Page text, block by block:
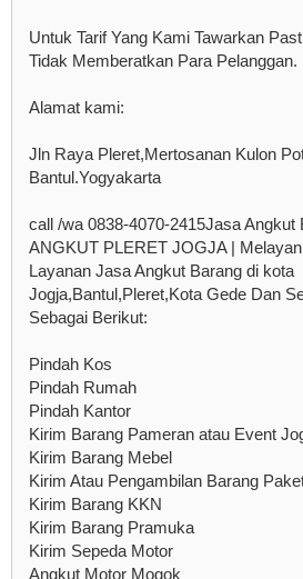
Untuk Tarif Yang Kami Tawarkan
Tidak Memberatkan Para Pelanggan.
Alamat kami:
Jln Raya Pleret,Mertosanan Kulon
Bantul.Yogyakarta
call /wa 0838-4070-2415Jasa Angkut
ANGKUT PLERET JOGJA |
Layanan Jasa Angkut Barang di kota
Jogja,Bantul,Pleret,Kota Gede Dan
Sebagai Berikut:
Pindah Kos
Pindah Rumah
Pindah Kantor
Kirim Barang Pameran atau Event
Kirim Barang Mebel
Kirim Atau Pengambilan Barang
Kirim Barang KKN
Kirim Barang Pramuka
Kirim Sepeda Motor
Angkut Motor Mogok